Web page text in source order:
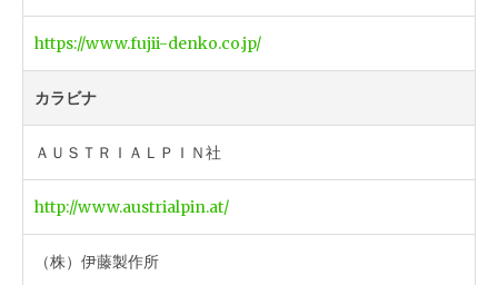
https://www.fujii-denko.co.jp/
カラビナ
ＡＵＳＴＲＩＡＬＰＩＮ社
http://www.austrialpin.at/
（株）伊藤製作所